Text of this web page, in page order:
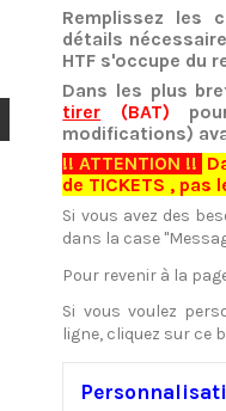
Remplissez les
détails
HTF s'occupe du
Dans les plus
tirer (BAT)
modifications)
!! ATTENTION !!
de TICKETS , pas
Si vous avez des
dans la case
Pour revenir à la
Si vous voulez
ligne, cliquez sur ce